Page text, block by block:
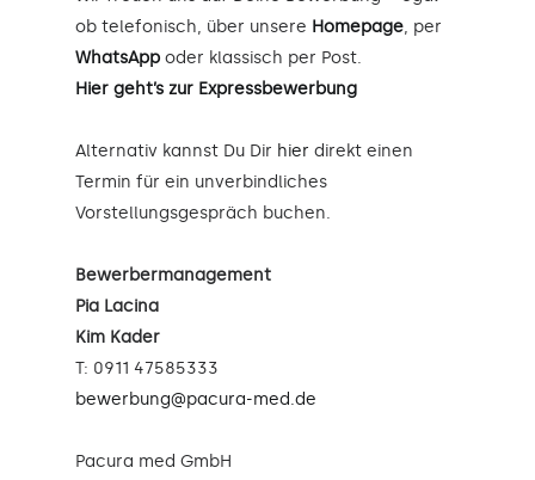
ob telefonisch, über unsere Homepage, per
WhatsApp oder klassisch per Post.
Hier geht’s zur Expressbewerbung
Alternativ kannst Du Dir hier direkt einen
Termin für ein unverbindliches
Vorstellungsgespräch buchen.
Bewerbermanagement
Pia Lacina
Kim Kader
T: 0911 47585333
bewerbung@pacura-med.de
Pacura med GmbH